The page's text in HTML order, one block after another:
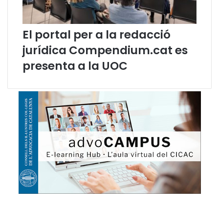
r
e
O
i
c
El portal per a la redacció
jurídica Compendium.cat es
presenta a la UOC